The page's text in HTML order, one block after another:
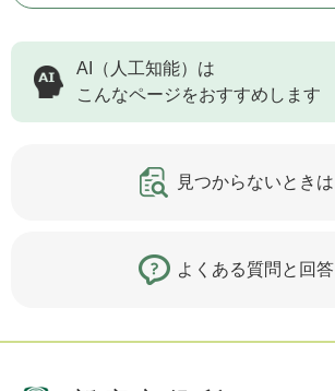
AI（人工知能）は
こんなページをおすすめします
見つからないときは
よくある質問と回答